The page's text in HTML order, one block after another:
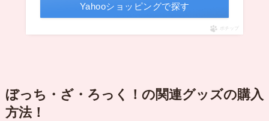
Yahooショッピングで探す
ポチップ
ぼっち・ざ・ろっく！の関連グッズの購入
方法！